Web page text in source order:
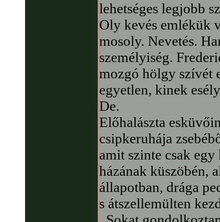
lehetséges legjobb
Oly kevés emlékük
mosoly. Nevetés.
személyiség.
mozgó hölgy szívét
egyetlen, kinek
De.
Előhalászta
csipkeruhája
amit szinte csak
házának küszöbén,
állapotban, drága
s átszellemülten